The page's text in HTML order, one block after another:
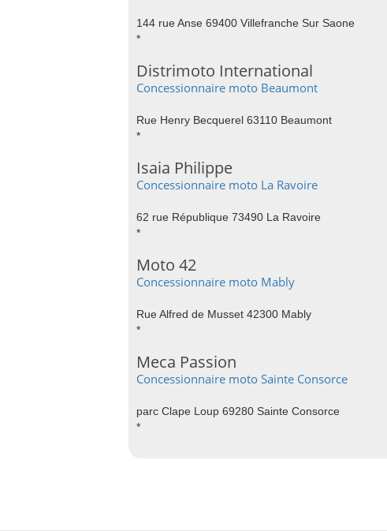
144 rue Anse 69400 Villefranche Sur Saone
*
Distrimoto International
Concessionnaire moto Beaumont
Rue Henry Becquerel 63110 Beaumont
*
Isaia Philippe
Concessionnaire moto La Ravoire
62 rue République 73490 La Ravoire
*
Moto 42
Concessionnaire moto Mably
Rue Alfred de Musset 42300 Mably
*
Meca Passion
Concessionnaire moto Sainte Consorce
parc Clape Loup 69280 Sainte Consorce
*